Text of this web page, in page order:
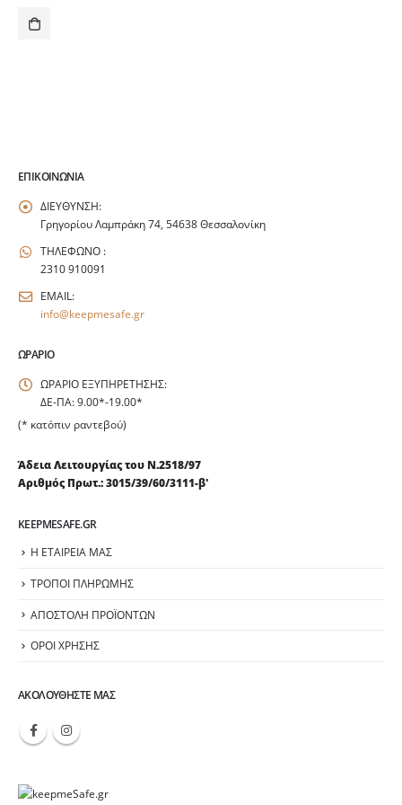
ΕΠΙΚΟΙΝΩΝΊΑ
ΔΙΕΥΘΥΝΣΗ:
Γρηγορίου Λαμπράκη 74, 54638 Θεσσαλονίκη
ΤΗΛΕΦΩΝΟ :
2310 910091
EMAIL:
info@keepmesafe.gr
ΩΡΆΡΙΟ
ΩΡΑΡΙΟ ΕΞΥΠΗΡΕΤΗΣΗΣ:
ΔΕ-ΠΑ: 9.00*-19.00*
(* κατόπιν ραντεβού)
Άδεια Λειτουργίας του Ν.2518/97
Αριθμός Πρωτ.: 3015/39/60/3111-β'
KEEPMESAFE.GR
Η ΕΤΑΙΡΕΙΑ ΜΑΣ
ΤΡΟΠΟΙ ΠΛΗΡΩΜΗΣ
ΑΠΟΣΤΟΛΗ ΠΡΟΪΟΝΤΩΝ
ΟΡΟΙ ΧΡΗΣΗΣ
ΑΚΟΛΟΥΘΉΣΤΕ ΜΑΣ